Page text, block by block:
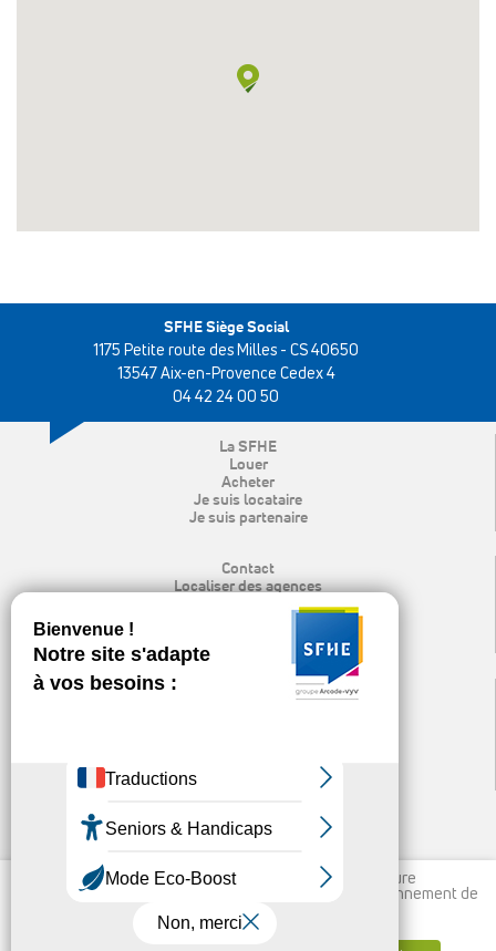
SFHE Siège Social
1175 Petite route des Milles - CS 40650
13547 Aix-en-Provence Cedex 4
04 42 24 00 50
La SFHE
Louer
Acheter
Je suis locataire
Je suis partenaire
Contact
Localiser des agences
Espace presse & logo
Ligne d’alerte éthique
Nous utilisons des cookies pour vous garantir la meilleure
expérience sur notre site, permettre un meilleur fonctionnement de
vos outils et à des fins statistiques.